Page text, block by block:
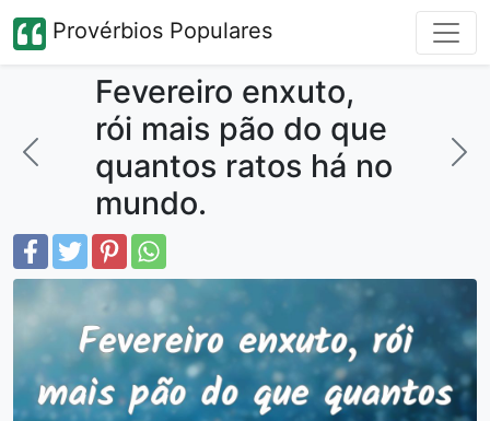
Provérbios Populares
Fevereiro enxuto,
rói mais pão do que
quantos ratos há no
mundo.